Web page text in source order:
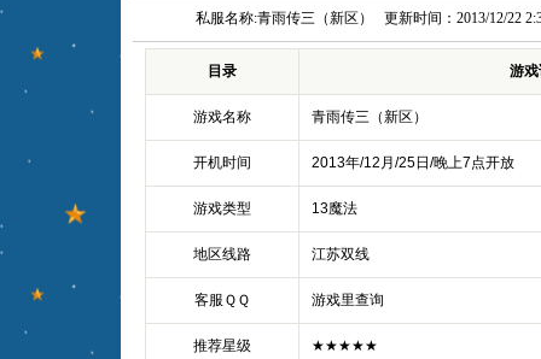
私服名称:青雨传三（新区） 更新时间：2013/12/22
目录 游
游戏名称 青雨传三（新区）
开机时间 2013年/12月/25日/晚上7点开放
游戏类型 13魔法
地区线路 江苏双线
客服ＱＱ 游戏里查询
推荐星级 ★★★★★